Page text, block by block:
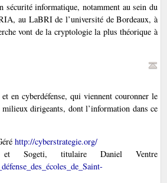
sécurité informatique, notamment au sein du
au LaBRI de l’université de Bordeaux, à
vont de la cryptologie la plus théorique à
en cyberdéfense, qui viennent couronner le
dirigeants, dont l’information dans ce
http://cyberstrategie.org/
et Sogeti, titulaire Daniel Ventre